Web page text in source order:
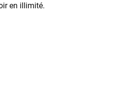
en illimité.